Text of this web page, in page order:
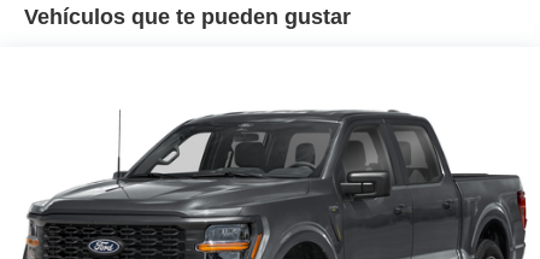
Vehículos que te pueden gustar